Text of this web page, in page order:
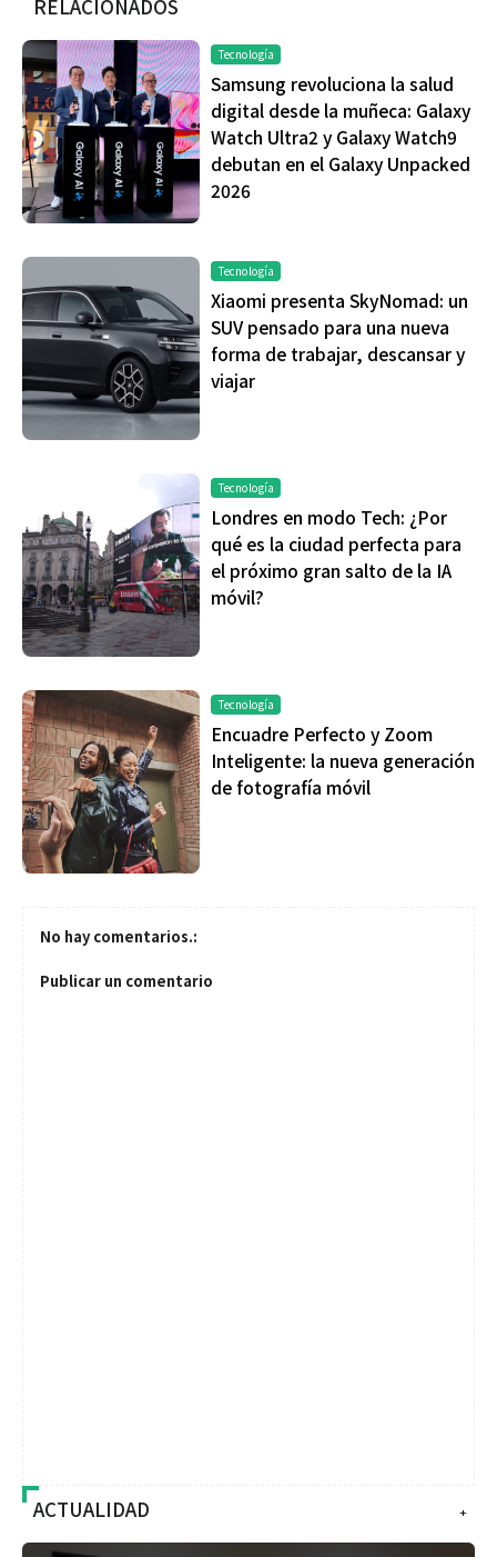
RELACIONADOS
Tecnología
Samsung revoluciona la salud
digital desde la muñeca: Galaxy
Watch Ultra2 y Galaxy Watch9
debutan en el Galaxy Unpacked
2026
Tecnología
Xiaomi presenta SkyNomad: un
SUV pensado para una nueva
forma de trabajar, descansar y
viajar
Tecnología
Londres en modo Tech: ¿Por
qué es la ciudad perfecta para
el próximo gran salto de la IA
móvil?
Tecnología
Encuadre Perfecto y Zoom
Inteligente: la nueva generación
de fotografía móvil
No hay comentarios.:
Publicar un comentario
+
ACTUALIDAD